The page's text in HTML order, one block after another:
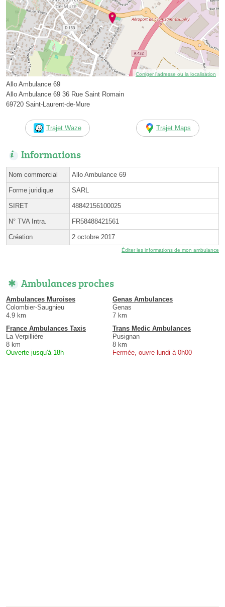
Corriger l’adresse ou la localisation
Allo Ambulance 69
Allo Ambulance 69 36 Rue Saint Romain
69720 Saint-Laurent-de-Mure
Trajet Waze Trajet Maps
Informations
Nom commercial Allo Ambulance 69
Forme juridique SARL
SIRET 48842156100025
N° TVA Intra. FR58488421561
Création 2 octobre 2017
Éditer les informations de mon ambulance
Ambulances proches
Ambulances Muroises
Colombier-Saugnieu
4.9 km
Genas Ambulances
Genas
7 km
France Ambulances Taxis
La Verpillière
8 km
Ouverte jusqu'à 18h
Trans Medic Ambulances
Pusignan
8 km
Fermée, ouvre lundi à 0h00